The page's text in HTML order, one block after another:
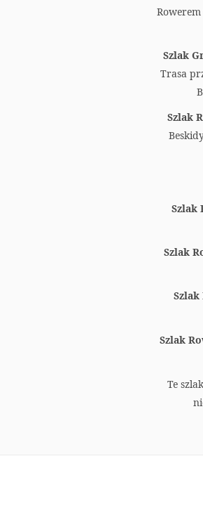
Szlak
Trasa
Szlak
Szlak
Szlak
Szlak
Szlak
Te